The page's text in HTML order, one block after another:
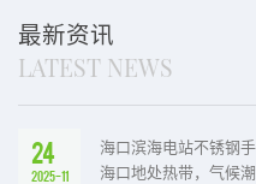
最新资讯
LATEST NEWS
24
2025-11
海口滨海电站不锈钢
海口地处热带，气候